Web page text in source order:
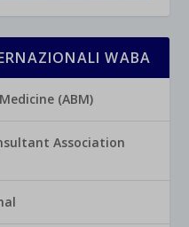
WABA
(ABM)
Association